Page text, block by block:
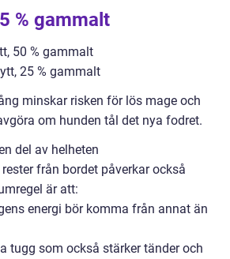
% gammalt
50 % gammalt
25 % gammalt
minskar risken för lös mage och
om hunden tål det nya fodret.
del av helheten
från bordet påverkar också
är att:
energi bör komma från annat än
tugg som också stärker tänder och